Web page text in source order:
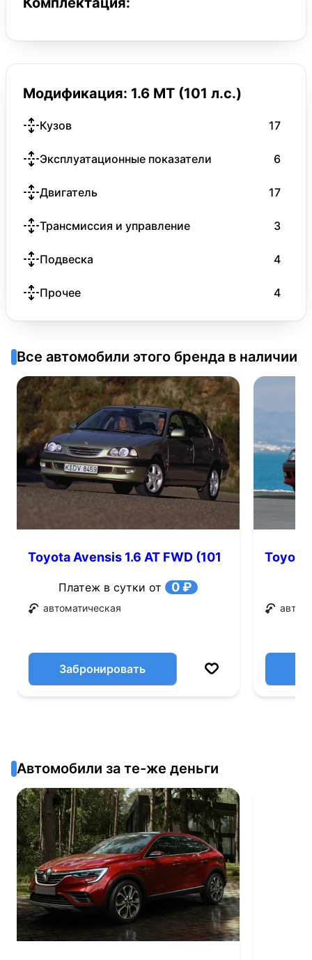
Модификация: 1.6 MT (101 л.с.)
Кузов 17
Эксплуатационные показатели 6
Двигатель 17
Трансмиссия и управление 3
Подвеска 4
Прочее 4
Все автомобили этого бренда в наличии
Toyota Avensis 1.6 AT FWD (101
Платеж в сутки от 0 ₽
автоматическая
Забронировать
Toyota
Автомобили за те-же деньги